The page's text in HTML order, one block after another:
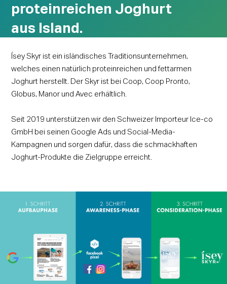
proteinreichen Joghurt
aus Island.
Ísey Skyr ist ein isländisches Traditionsunternehmen,
welches einen natürlich proteinreichen und fettarmen
Joghurt herstellt. Der Skyr ist bei Coop, Coop Pronto,
Globus, Manor und Avec erhältlich.
Seit 2019 unterstützen wir den Schweizer Importeur Ice-co
GmbH bei seinen Google Ads und Social-Media-
Kampagnen und sorgen dafür, dass die schmackhaften
Joghurt-Produkte die Zielgruppe erreicht.